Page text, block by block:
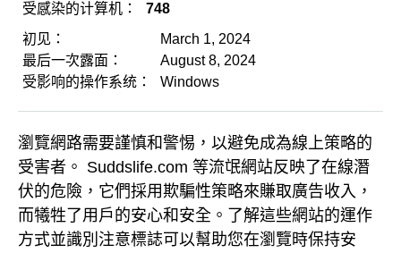
受感染的计算机：
748
初见：
March 1, 2024
最后一次露面：
August 8, 2024
受影响的操作系统：
Windows
瀏覽網路需要謹慎和警惕，以避免成為線上策略的
受害者。 Suddslife.com 等流氓網站反映了在線潛
伏的危險，它們採用欺騙性策略來賺取廣告收入，
而犧牲了用戶的安心和安全。了解這些網站的運作
方式並識別注意標誌可以幫助您在瀏覽時保持安